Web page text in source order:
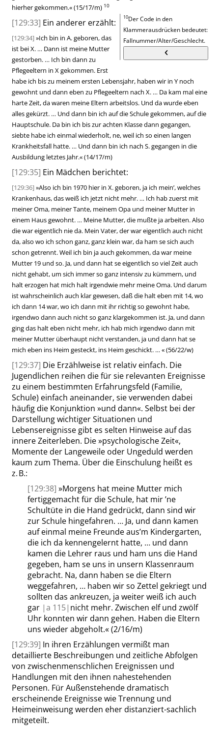
hierher gekommen.«(15/17/m) 10
10Der Code in den
Klammerausdrücken bedeutet:
Fallnummer/Alter/Geschlecht.
[129:33] Ein anderer erzählt:
[129:34]»Ich bin in A. geboren, das
ist bei X. … Dann ist meine Mutter
gestorben. … Ich bin dann zu
Pflegeeltern in X gekommen. Erst
habe ich bis zu meinem ersten Lebensjahr, haben wir in Y noch
gewohnt und dann eben zu Pflegeeltern nach X. … Da kam mal eine
harte Zeit, da waren meine Eltern arbeitslos. Und da wurde eben
alles gekürzt. … Und dann bin ich auf die Schule gekommen, auf die
Hauptschule. Da bin ich bis zur achten Klasse dann gegangen,
siebte habe ich einmal wiederholt, ne, weil ich so einen langen
Krankheitsfall hatte. … Und dann bin ich nach S. gegangen in die
Ausbildung letztes Jahr.«(14/17/m)
[129:35] Ein Mädchen berichtet:
[129:36]»Also ich bin 1970 hier in X. geboren, ja ich mein’, welches
Krankenhaus, das weiß ich jetzt nicht mehr. … Ich hab zuerst mit
meiner Oma, meiner Tante, meinem Opa und meiner Mutter in
einem Haus gewohnt. … Meine Mutter, die mußte ja arbeiten. Also
die war eigentlich nie da. Mein Vater, der war eigentlich auch nicht
da, also wo ich schon ganz, ganz klein war, da ham se sich auch
schon getrennt. Weil ich bin ja auch gekommen, da war meine
Mutter 19 und so. Ja, und dann hat se eigentlich so viel Zeit auch
nicht gehabt, um sich immer so ganz intensiv zu kümmern, und
halt erzogen hat mich halt irgendwie mehr meine Oma. Und darum
ist wahrscheinlich auch klar gewesen, daß die halt eben mit 14, wo
ich dann 14 war, wo ich dann mit ihr richtig so gewohnt habe,
irgendwo dann auch nicht so ganz klargekommen ist. Ja, und dann
ging das halt eben nicht mehr, ich hab mich irgendwo dann mit
meiner Mutter überhaupt nicht verstanden, ja und dann hat se
mich eben ins Heim gesteckt, ins Heim geschickt. … «(56/22/w)
[129:37] Die Erzählweise ist relativ einfach. Die
Jugendlichen reihen die für sie relevanten Ereignisse
zu einem bestimmten Erfahrungsfeld (Familie,
Schule) einfach aneinander, sie verwenden dabei
häufig die Konjunktion »und dann«. Selbst bei der
Darstellung wichtiger Situationen und
Lebensereignisse gibt es selten Hinweise auf das
innere Zeiterleben. Die»psychologische Zeit«,
Momente der Langeweile oder Ungeduld werden
kaum zum Thema. Über die Einschulung heißt es
z. B.:
[129:38] »Morgens hat meine Mutter mich
fertiggemacht für die Schule, hat mir ’ne
Schultüte in die Hand gedrückt, dann sind wir
zur Schule hingefahren. … Ja, und dann kamen
auf einmal meine Freunde aus’m Kindergarten,
die ich da kennengelernt hatte, … und dann
kamen die Lehrer raus und ham uns die Hand
gegeben, ham se uns in unsern Klassenraum
gebracht. Na, dann haben se die Eltern
weggefahren, … haben wir so Zettel gekriegt und
sollten das ankreuzen, ja weiter weiß ich auch
gar |a 115| nicht mehr. Zwischen elf und zwölf
Uhr konnten wir dann gehen. Haben die Eltern
uns wieder abgeholt.«(2/16/m)
[129:39] In ihren Erzählungen vermißt man
detaillierte Beschreibungen und zeitliche Abfolgen
von zwischenmenschlichen Ereignissen und
Handlungen mit den ihnen nahestehenden
Personen. Für Außenstehende dramatisch
erscheinende Ereignisse wie Trennung und
Heimeinweisung werden eher distanziert-sachlich
mitgeteilt.